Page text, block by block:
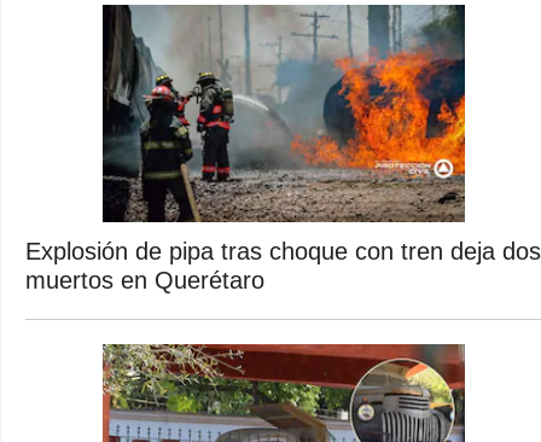
Explosión de pipa tras choque con tren deja dos
muertos en Querétaro